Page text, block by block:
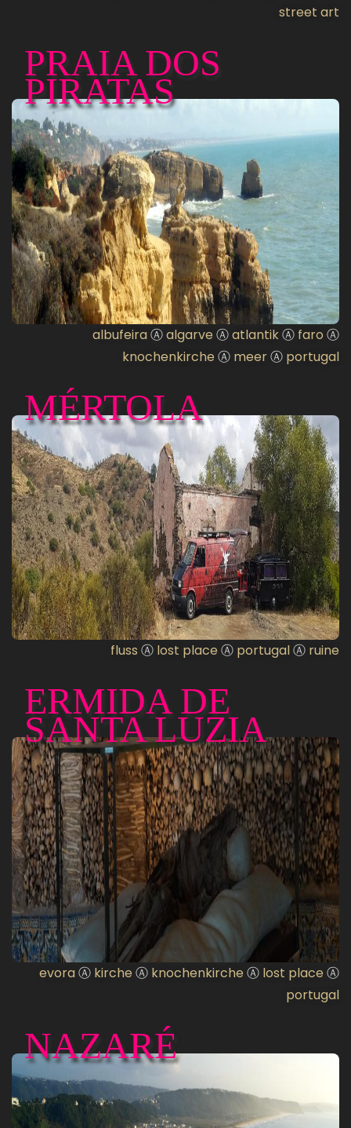
street art
PRAIA DOS
PIRATAS
albufeiraⒶalgarve ⒶatlantikⒶ faro Ⓐ
knochenkirche Ⓐ meerⒶ portugal
MÉRTOLA
fluss Ⓐ lost place Ⓐ portugalⒶ ruine
ERMIDA DE
SANTA LUZIA
evoraⒶ kirche Ⓐ knochenkirche Ⓐ lost place Ⓐ
portugal
NAZARÉ